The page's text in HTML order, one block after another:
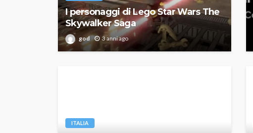
I personaggi di Lego Star Wars The
Skywalker Saga
god 3 anni ago
ITALIA